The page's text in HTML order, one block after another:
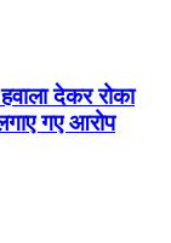
देकर रोका
गए आरोप